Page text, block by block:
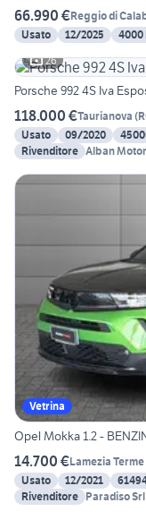
66.990 €Reggio di
Usato
12/2025 4000
26
Porsche 992 4S Iva
118.000 €Taurianova (
Usato
09/2020
Rivenditore Alban
Vetrina
Opel Mokka 1.2 -
14.700 €Lamezia Terme
Usato
12/2021
Rivenditore Paradiso Srl